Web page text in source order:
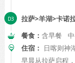
拉萨>羊湖>卡诺
餐食： 含早餐 中
住宿： 日喀则神
早晨从拉萨启程